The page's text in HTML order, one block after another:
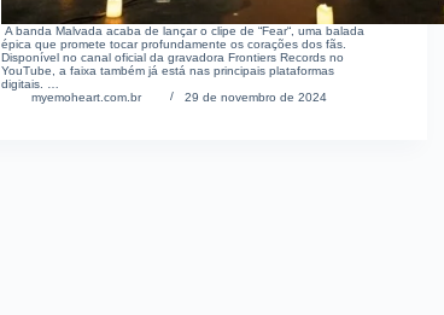
A banda Malvada acaba de lançar o clipe de “Fear“, uma balada
épica que promete tocar profundamente os corações dos fãs.
Disponível no canal oficial da gravadora Frontiers Records no
YouTube, a faixa também já está nas principais plataformas
digitais. …
myemoheart.com.br
29 de novembro de 2024